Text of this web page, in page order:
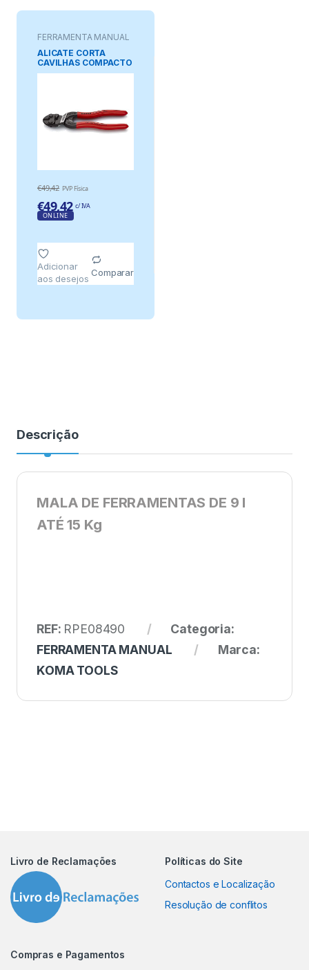
FERRAMENTA MANUAL
ALICATE CORTA
CAVILHAS COMPACTO
COBOLT® 160 mm
€49,42 PVP Física
€49,42 c/ IVA
ONLINE
Adicionar
aos desejos
Comparar
Descrição
MALA DE FERRAMENTAS DE 9 l
ATÉ 15 Kg
REF: RPE08490
Categoria:
FERRAMENTA MANUAL
Marca:
KOMA TOOLS
Livro de Reclamações
Políticas do Site
Contactos e Localização
Resolução de conflitos
Compras e Pagamentos